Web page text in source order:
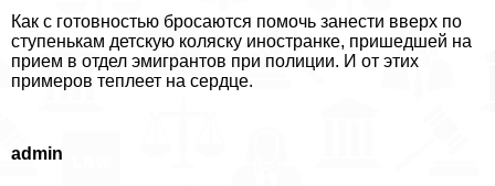
Как с готовностью бросаются помочь занести вверх по
ступенькам детскую коляску иностранке, пришедшей на
прием в отдел эмигрантов при полиции. И от этих
примеров теплеет на сердце.
admin